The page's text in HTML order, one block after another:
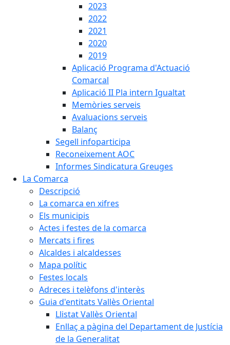
2023
2022
2021
2020
2019
Aplicació Programa d'Actuació
Comarcal
Aplicació II Pla intern Igualtat
Memòries serveis
Avaluacions serveis
Balanç
Segell infoparticipa
Reconeixement AOC
Informes Sindicatura Greuges
La Comarca
Descripció
La comarca en xifres
Els municipis
Actes i festes de la comarca
Mercats i fires
Alcaldes i alcaldesses
Mapa polític
Festes locals
Adreces i telèfons d'interès
Guia d'entitats Vallès Oriental
Llistat Vallès Oriental
Enllaç a pàgina del Departament de Justícia
de la Generalitat